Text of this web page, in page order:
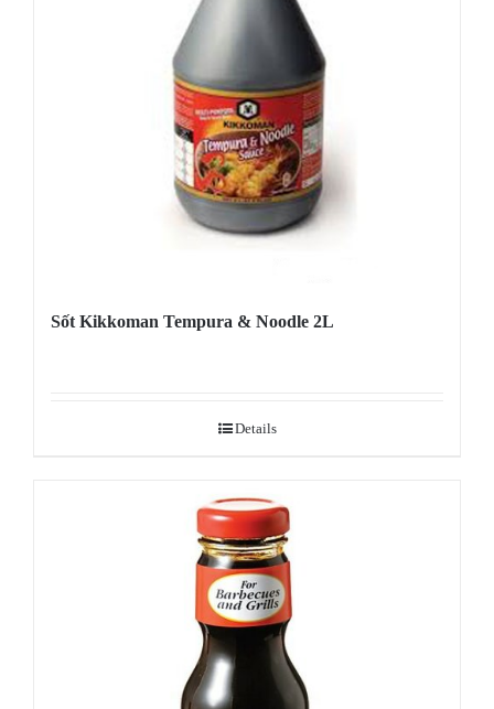
Sốt Kikkoman Tempura & Noodle 2L
Details